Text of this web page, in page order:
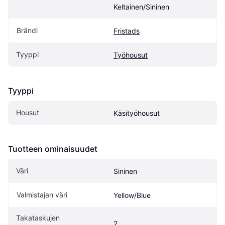
Keltainen/Sininen
Brändi Fristads
Tyyppi Työhousut
Tyyppi
Housut Käsityöhousut
Tuotteen ominaisuudet
Väri Sininen
Valmistajan väri Yellow/Blue
Takataskujen